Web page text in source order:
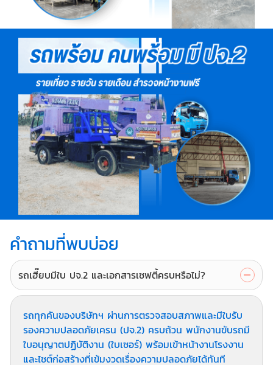
คำถามที่พบบ่อย
รถเฮี๊ยบมีใบ ปจ.2 และเอกสารเซฟตี้ครบหรือไม่?
รถทุกคันของบริษัทฯ ผ่านการตรวจสอบสภาพและมีใบรับ
รองความปลอดภัยเครน (ปจ.2) ครบถ้วน พนักงานขับรถมี
ใบอนุญาตปฏิบัติงาน (ใบเซอร์) พร้อมเข้าหน้างานโรงงาน
และไซต์ก่อสร้างที่เข้มงวดเรื่องความปลอดภัยได้ทันที